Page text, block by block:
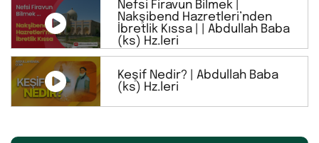
Nefsi Firavun Bilmek |
Nakşibend Hazretleri’nden
İbretlik Kıssa | | Abdullah Baba
(ks) Hz.leri
Keşif Nedir? | Abdullah Baba
(ks) Hz.leri